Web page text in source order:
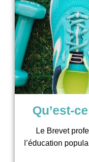
Qu’est-
Le Brevet
l’éducation